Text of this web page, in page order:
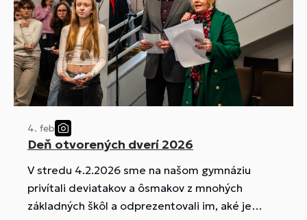
4. feb
Deň otvorených dverí 2026
V stredu 4.2.2026 sme na našom gymnáziu
privítali deviatakov a ôsmakov z mnohých
základných škôl a odprezentovali im, aké je